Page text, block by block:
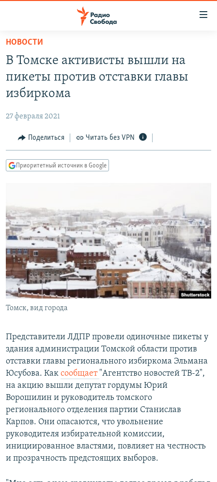
упрощенного
доступа
основному
Вернутся
Вернутся
АВТОРСКИЕ ПРОЕКТЫ
МНЕНИЯ
КУЛЬТУРА
КАВКАЗ.РЕАЛИИ
СИБИРЬ.РЕАЛИИ
РАСПИСАНИЕ ВЕЩАНИЯ
ПОДПИШИТЕСЬ НА РАССЫЛКУ
СОЦИАЛЬНЫЕ СЕТИ
Все сайты РСЕ/РС
НОВОСТИ
В Томске активисты вышли на
пикеты против отставки главы
избиркома
27 февраля 2021
Поделиться Читать без VPN
Приоритетный источник в Google
Томск, вид города
Представители ЛДПР провели одиночные пикеты у
здания администрации Томской области против
отставки главы регионального избиркома Эльмана
Юсубова. Как сообщает "Агентство новостей ТВ-2",
на акцию вышли депутат гордумы Юрий
Ворошилин и руководитель томского
регионального отделения партии Станислав
Карпов. Они опасаются, что увольнение
руководителя избирательной комиссии,
инициированное властями, повлияет на честность
и прозрачность предстоящих выборов.